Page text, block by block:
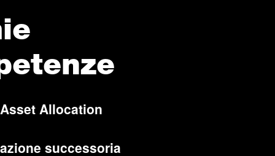
Allocation
successoria